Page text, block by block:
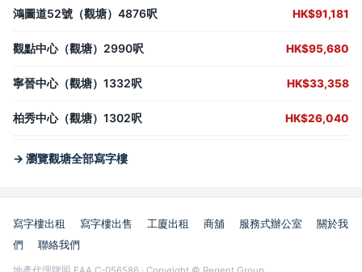
鴻圖道52號（觀塘）4876呎 HK$91,181
觀點中心（觀塘）2990呎 HK$95,680
寧晉中心（觀塘）1332呎 HK$33,358
柏秀中心（觀塘）1302呎 HK$26,040
→ 瀏覽觀塘全部寫字樓
寫字樓出租 寫字樓出售 工廈出租 商舖 服務式辦公室
關於我
們
聯絡我們